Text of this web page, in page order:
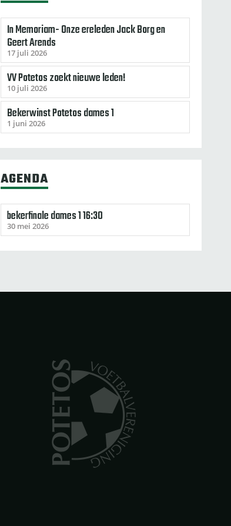
In Memoriam- Onze ereleden Jack Borg en
Geert Arends
17 juli 2026
VV Potetos zoekt nieuwe leden!
10 juli 2026
Bekerwinst Potetos dames 1
1 juni 2026
AGENDA
bekerfinale dames 1 16:30
30 mei 2026